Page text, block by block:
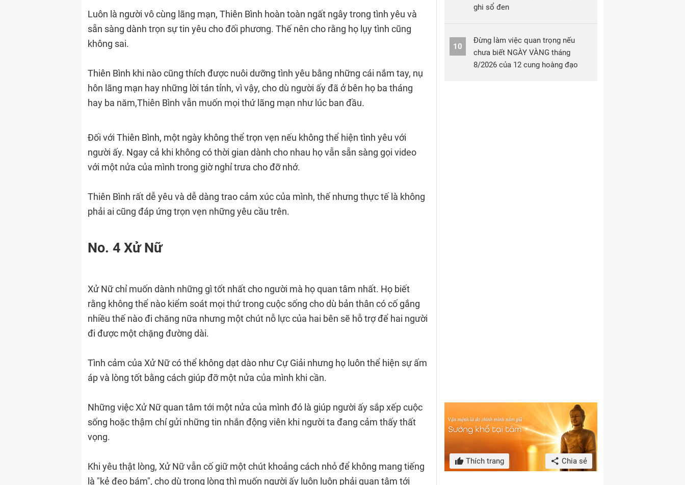
Luôn là người vô cùng lãng mạn, Thiên Bình hoàn toàn ngất ngây trong tình yêu và
sẵn sàng dành trọn sự tin yêu cho đối phương. Thế nên cho rằng họ lụy tình cũng
không sai.
Thiên Bình khi nào cũng thích được nuôi dưỡng tình yêu bằng những cái nắm tay, nụ
hôn lãng mạn hay những lời tán tỉnh, vì vậy, cho dù người ấy đã ở bên họ ba tháng
hay ba năm,Thiên Bình vẫn muốn mọi thứ lãng mạn như lúc ban đầu.
Đối với Thiên Bình, một ngày không thể trọn vẹn nếu không thể hiện tình yêu với
người ấy. Ngay cả khi không có thời gian dành cho nhau họ vẫn sẵn sàng gọi video
với một nửa của mình trong giờ nghỉ trưa cho đỡ nhớ.
Thiên Bình rất dễ yêu và dễ dàng trao cảm xúc của mình, thế nhưng thực tế là không
phải ai cũng đáp ứng trọn vẹn những yêu cầu trên.
No. 4 Xử Nữ
Xử Nữ chỉ muốn dành những gì tốt nhất cho người mà họ quan tâm nhất. Họ biết
rằng không thể nào kiểm soát mọi thứ trong cuộc sống cho dù bản thân có cố gắng
nhiều thế nào đi chăng nữa nhưng một chút nỗ lực của hai bên sẽ hỗ trợ để hai người
đi được một chặng đường dài.
Tình cảm của Xử Nữ có thể không dạt dào như Cự Giải nhưng họ luôn thể hiện sự ấm
áp và lòng tốt bằng cách giúp đỡ một nửa của mình khi cần.
Những việc Xử Nữ quan tâm tới một nửa của mình đó là giúp người ấy sắp xếp cuộc
sống hoặc thậm chí gửi những tin nhắn động viên khi người ta đang cảm thấy thất
vọng.
Khi yêu thật lòng, Xử Nữ vẫn cố giữ một chút khoảng cách nhỏ để không mang tiếng
là "kẻ đeo bám", cho dù trong lòng thì muốn người ấy luôn luôn phải quan tâm tới
ghi sổ đen
10
Đừng làm việc quan trọng nếu
chưa biết NGÀY VÀNG tháng
8/2026 của 12 cung hoàng đạo
Thích trang Chia sẻ